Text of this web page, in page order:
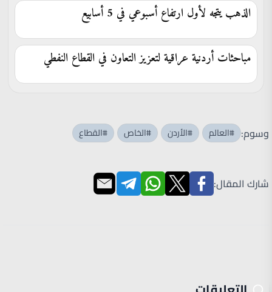
الذهب يتجه لأول ارتفاع أسبوعي في 5 أسابيع
مباحثات أردنية عراقية لتعزيز التعاون في القطاع النفطي
وسوم: #العالم #الأردن #الخاص #القطاع
شارك المقال: